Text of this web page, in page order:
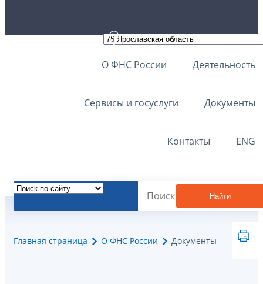
О ФНС России Деятельность
Сервисы и госуслуги Документы
Контакты ENG
Найти
Главная страница О ФНС России Документы